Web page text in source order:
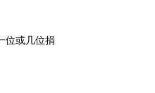
位或几位捐